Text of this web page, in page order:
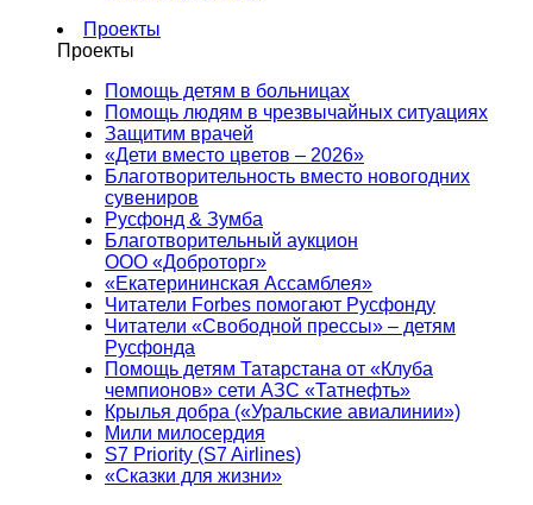
Проекты
Проекты
Помощь детям в больницах
Помощь людям в чрезвычайных ситуациях
Защитим врачей
«Дети вместо цветов – 2026»
Благотворительность вместо новогодних
сувениров
Русфонд & Зумба
Благотворительный аукцион
ООО «Доброторг»
«Екатерининская Ассамблея»
Читатели Forbes помогают Русфонду
Читатели «Свободной прессы» – детям
Русфонда
Помощь детям Татарстана от «Клуба
чемпионов» сети АЗС «Татнефть»
Крылья добра («Уральские авиалинии»)
Мили милосердия
S7 Priority (S7 Airlines)
«Сказки для жизни»